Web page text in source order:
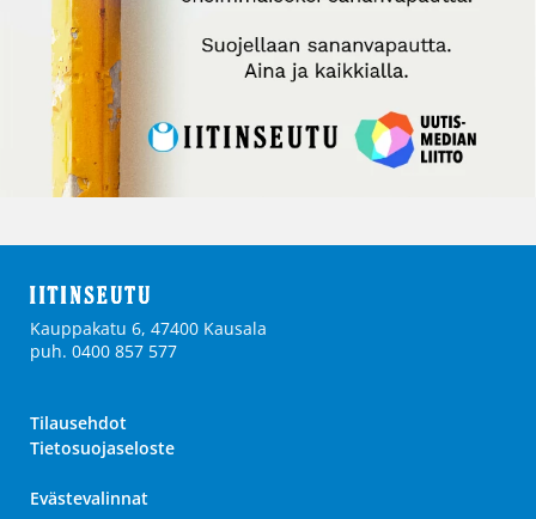
Kauppakatu 6, 47400 Kausala
puh. 0400 857 577
Tilausehdot
Tietosuojaseloste
Evästevalinnat